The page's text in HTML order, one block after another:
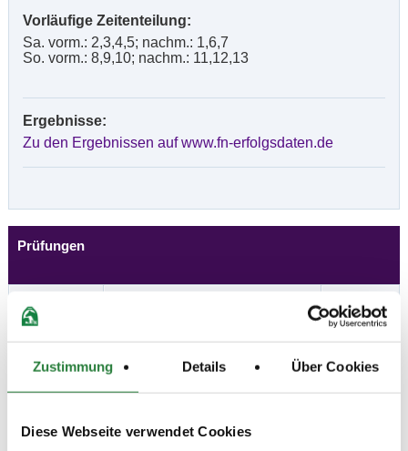
Zustimmung Details Über Cookies
Diese Webseite verwendet Cookies
Vorläufige Zeitenteilung:
Sa. vorm.: 2,3,4,5; nachm.: 1,6,7
So. vorm.: 8,9,10; nachm.: 11,12,13
Ergebnisse:
Zu den Ergebnissen auf www.fn-erfolgsdaten.de
Prüfungen
Datum Disziplin
30.09.2017
n)
1. Führzügel-WB Cross-
SOS